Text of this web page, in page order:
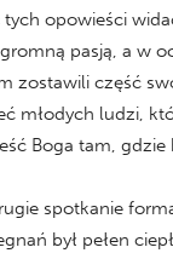
tych opowieści
pasją, a w
zostawili część
młodych ludzi,
Boga tam, gdzie
spotkanie
był pełen